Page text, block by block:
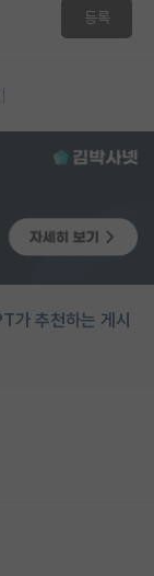
등록
가 추천하는 게시